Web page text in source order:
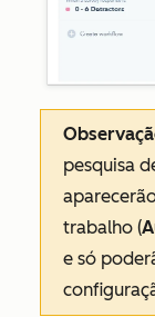
pesquisa
trabalho (
e só